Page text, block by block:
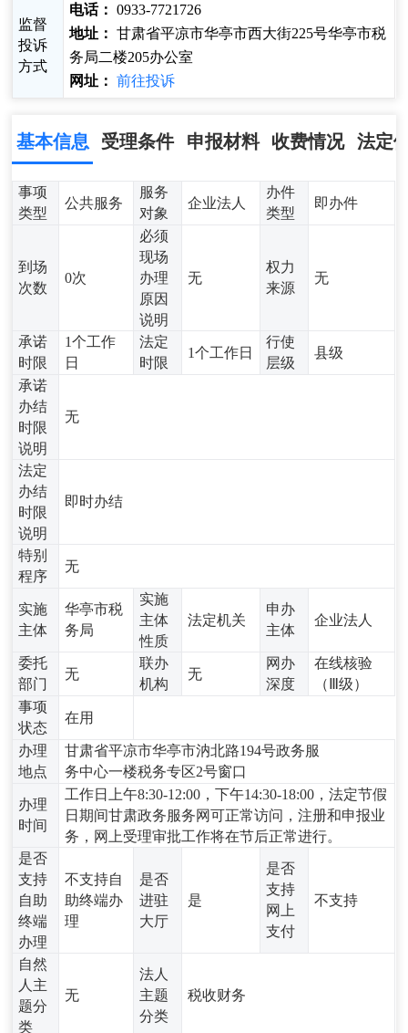
监督
投诉
方式
电话： 0933-7721726
地址： 甘肃省平凉市华亭市西大街225号华亭市税
务局二楼205办公室
网址： 前往投诉
基本信息 受理条件 申报材料 收费情况 法定
事项
类型
公共服务
服务
对象
企业法人
办件
类型
即办件
到场
次数
0次
必须
现场
办理
原因
说明
无
权力
来源
无
承诺
时限
1个工作
日
法定
时限
1个工作日
行使
层级
县级
承诺
办结
时限
说明
无
法定
办结
时限
说明
即时办结
特别
程序
无
实施
主体
华亭市税
务局
实施
主体
性质
法定机关
申办
主体
企业法人
委托
部门
无
联办
机构
无
网办
深度
在线核验
（Ⅲ级）
事项
状态
在用
办理
地点
甘肃省平凉市华亭市汭北路194号政务服
务中心一楼税务专区2号窗口
办理
时间
工作日上午8:30-12:00，下午14:30-18:00，法定节假
日期间甘肃政务服务网可正常访问，注册和申报业
务，网上受理审批工作将在节后正常进行。
是否
支持
自助
终端
办理
不支持自
助终端办
理
是否
进驻
大厅
是
是否
支持
网上
支付
不支持
自然
人主
题分
类
无
法人
主题
分类
税收财务